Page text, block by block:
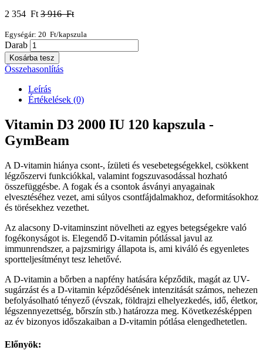
2 354 Ft 3 916 Ft
Egységár: 20 Ft/kapszula
Darab
Kosárba tesz
Összehasonlítás
Leírás
Értékelések (0)
Vitamin D3 2000 IU 120 kapszula -
GymBeam
A D-vitamin hiánya csont-, ízületi és vesebetegségekkel, csökkent
légzőszervi funkciókkal, valamint fogszuvasodással hozható
összefüggésbe. A fogak és a csontok ásványi anyagainak
elvesztéséhez vezet, ami súlyos csontfájdalmakhoz, deformitásokhoz
és törésekhez vezethet.
Az alacsony D-vitaminszint növelheti az egyes betegségekre való
fogékonyságot is. Elegendő D-vitamin pótlással javul az
immunrendszer, a pajzsmirigy állapota is, ami kiváló és egyenletes
sportteljesítményt tesz lehetővé.
A D-vitamin a bőrben a napfény hatására képződik, magát az UV-
sugárzást és a D-vitamin képződésének intenzitását számos, nehezen
befolyásolható tényező (évszak, földrajzi elhelyezkedés, idő, életkor,
légszennyezettség, bőrszín stb.) határozza meg. Következésképpen
az év bizonyos időszakaiban a D-vitamin pótlása elengedhetetlen.
Előnyök: